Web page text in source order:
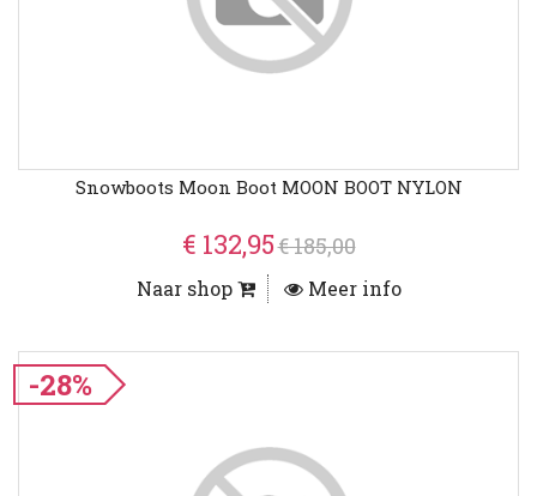
Snowboots Moon Boot MOON BOOT NYLON
€ 132,95€ 185,00
Naar shop Meer info
-28%